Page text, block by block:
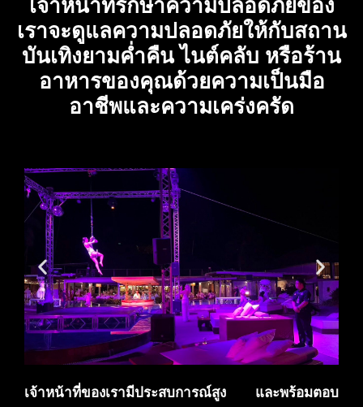
เจ้าหน้าที่รักษาความปลอดภัยของ
เราจะดูแลความปลอดภัยให้กับสถาน
บันเทิงยามค่ำคืน ไนต์คลับ หรือร้าน
อาหารของคุณด้วยความเป็นมือ
อาชีพและความเคร่งครัด
เจ้าหน้าที่ของเรามีประสบการณ์สูง และพร้อมตอบ